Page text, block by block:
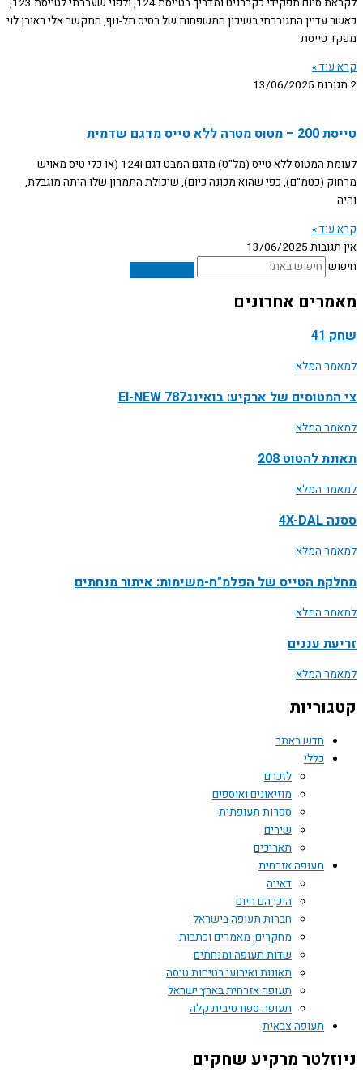
כאשר עדיין התגוררתי בשיכון המשפחות של בסיס תל-נוף, התקשר אלי ראובן לוי
מפקד טייסת
קרא עוד »
2 תגובות
13/06/2025
טייסת 200 – מטוס מטרה ללא טייס מדגם שדמית
לעומת המטוס ללא טייס (מל"ט) מדגם המבט דגם 124I (או כלי טיס מאויש
מרחוק (כטמ"ם), כפי שהוא מכונה כיום), שיכולת התמרון שלו היתה מוגבלת,
והיה
קרא עוד »
אין תגובות 13/06/2025
חיפוש
מאמרים אחרונים
שחק 41
למאמר המלא
צי המטוסים של ארקיע: בואינג787 EI-NEW
למאמר המלא
תאונת להטוט 208
למאמר המלא
ססנה 4X-DAL
למאמר המלא
מחלקת הטייס של הפלמ"ח-משימות: איתור מנחתים
למאמר המלא
זריעת עננים
למאמר המלא
קטגוריות
חדש באתר
כללי
לזכרם
מוזיאונים ואוספים
ספרות תעופתית
שירים
תאריכים
תעופה אזרחית
דאייה
היכן הם היום
חברות תעופה בישראל
מחקרים, מאמרים וכתבות
שדות תעופה ומנחתים
תאונות ואירועי בטיחות טיסה
תעופה אזרחית בארץ ישראל
תעופה ספורטיבית קלה
תעופה צבאית
ניוזלטר מרקיע שחקים